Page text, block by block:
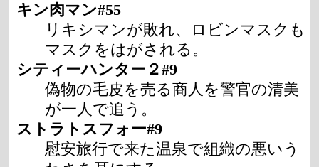
キン肉マン#55
リキシマンが敗れ、ロビンマスクも
マスクをはがされる。
シティーハンター２#9
偽物の毛皮を売る商人を警官の清美
が一人で追う。
ストラトスフォー#9
慰安旅行で来た温泉で組織の悪いう